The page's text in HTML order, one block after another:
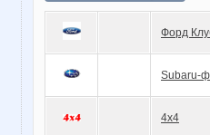
Форд
Subaru-
4x4